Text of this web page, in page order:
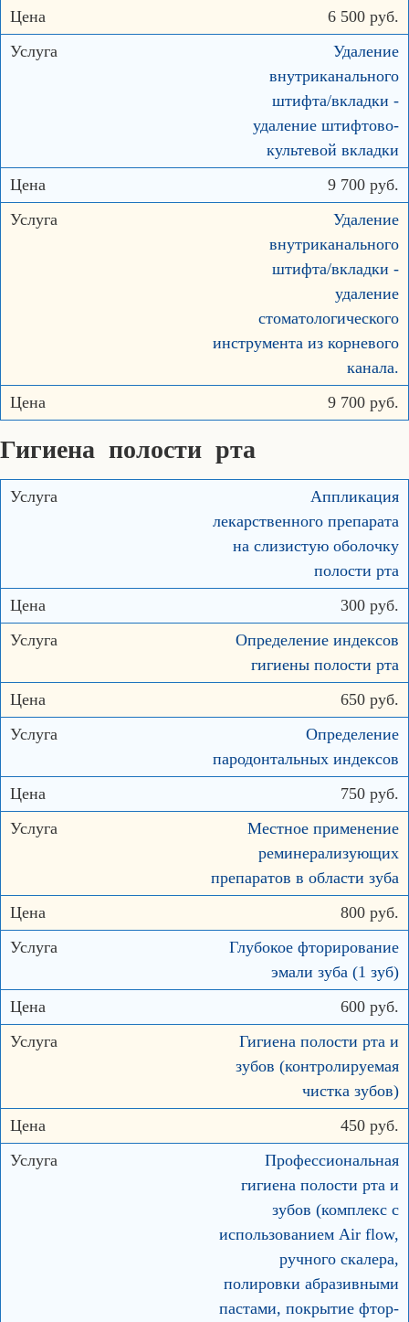
6 500 руб.
Удаление
внутриканального
штифта/вкладки -
удаление штифтово-
культевой вкладки
9 700 руб.
Удаление
внутриканального
штифта/вкладки -
удаление
стоматологического
инструмента из корневого
канала.
9 700 руб.
Гигиена полости рта
Аппликация
лекарственного препарата
на слизистую оболочку
полости рта
300 руб.
Определение индексов
гигиены полости рта
650 руб.
Определение
пародонтальных индексов
750 руб.
Местное применение
реминерализующих
препаратов в области зуба
800 руб.
Глубокое фторирование
эмали зуба (1 зуб)
600 руб.
Гигиена полости рта и
зубов (контролируемая
чистка зубов)
450 руб.
Профессиональная
гигиена полости рта и
зубов (комплекс с
использованием Air flow,
ручного скалера,
полировки абразивными
пастами, покрытие фтор-